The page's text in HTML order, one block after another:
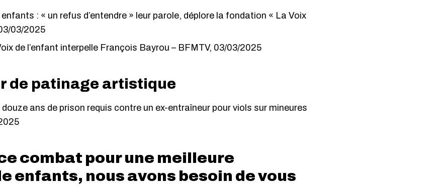
: « un refus d’entendre » leur parole, déplore la fondation « La Voix
03/2025
de l’enfant interpelle François Bayrou – BFMTV, 03/03/2025
de patinage artistique
ans de prison requis contre un ex-entraîneur pour viols sur mineures
combat pour une meilleure
enfants, nous avons besoin de vous